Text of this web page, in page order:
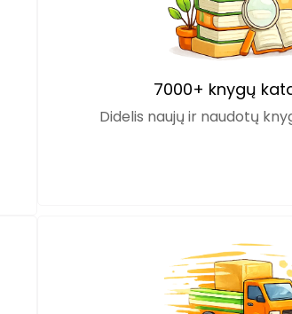
7000+ knygų
Didelis naujų ir naudotų